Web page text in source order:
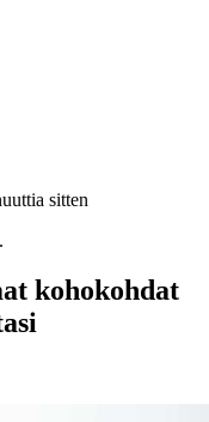
sitten
kohokohdat